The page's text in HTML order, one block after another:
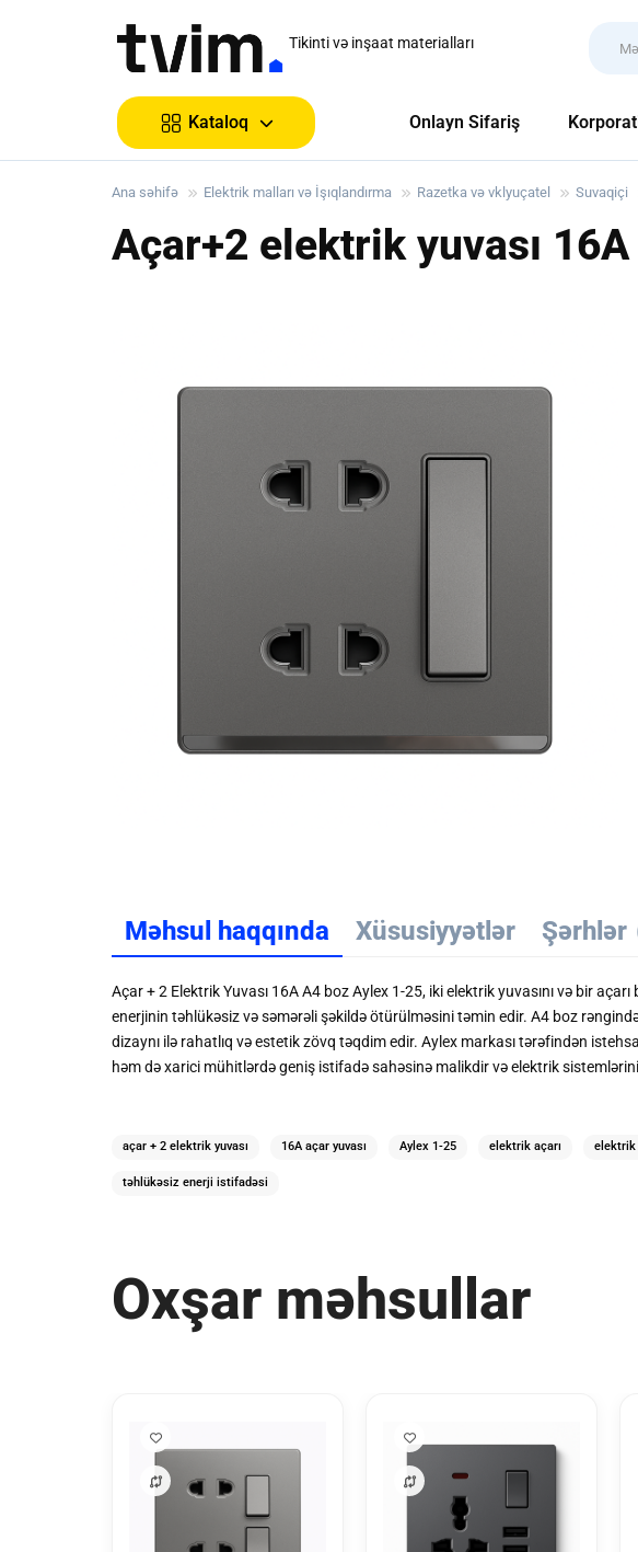
Tikinti və inşaat materialları
Kataloq Onlayn Sifariş
Ana səhifə Elektrik malları və İşıqlandırma Razetka və vklyuçatel Suvaqiçi
Açar+2 elektrik yuvası
Məhsul haqqında Xüsusiyyətlər Şərhlər
Açar + 2 Elektrik Yuvası 16A A4 boz Aylex 1-25, iki elektrik yuvasını və bir
enerjinin təhlükəsiz və səmərəli şəkildə ötürülməsini təmin edir. A4 boz
dizaynı ilə rahatlıq və estetik zövq təqdim edir. Aylex markası tərəfindən
həm də xarici mühitlərdə geniş istifadə sahəsinə malikdir və elektrik
açar + 2 elektrik yuvası 16A açar yuvası Aylex 1-25 elektrik açarı elektrik
təhlükəsiz enerji istifadəsi
Oxşar məhsullar